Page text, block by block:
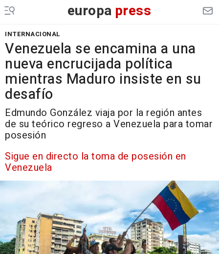
europa press
INTERNACIONAL
Venezuela se encamina a una
nueva encrucijada política
mientras Maduro insiste en su
desafío
Edmundo González viaja por la región antes
de su teórico regreso a Venezuela para tomar
posesión
Sigue en directo la toma de posesión en
Venezuela